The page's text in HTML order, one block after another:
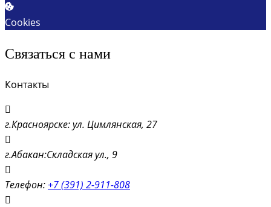
Cookies
Связаться с нами
Контакты
г.Красноярске: ул. Цимлянская, 27
г.Абакан:Складская ул., 9
Телефон: +7 (391) 2-911-808